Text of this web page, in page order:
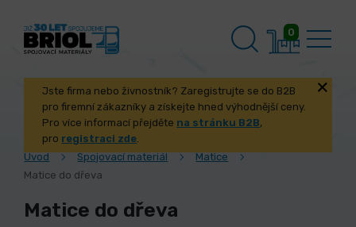
0
Jste firma nebo živnostník? Zaregistrujte se do B2B
pro firemní zákazníky a získejte hned výhodnější ceny.
Pro více informací přejděte na stránku B2B,
pro registraci zde.
Úvod
Spojovací materiál
Matice
Matice do dřeva
Matice do dřeva